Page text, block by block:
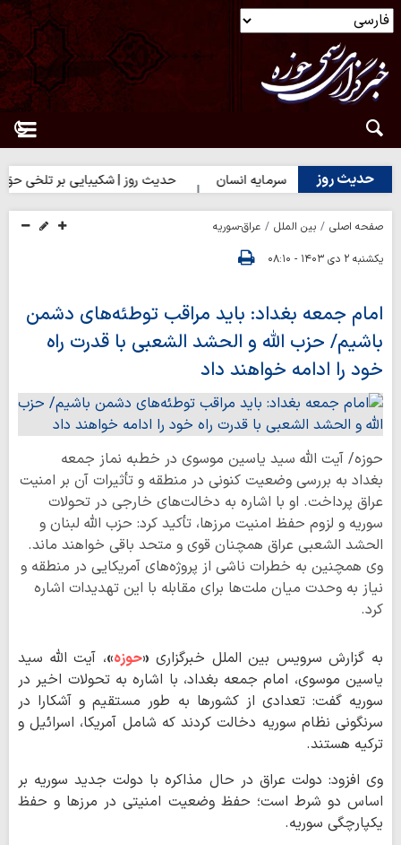
حدیث روز
روز | بهترین سرمایه انسان حدیث روز | شکیبایی بر تلخی حق
صفحه اصلی بین الملل
عراق-سوریه
یکشنبه ۲ دی ۱۴۰۳ - ۰۸:۱۰
امام جمعه بغداد: باید مراقب توطئه‌های دشمن
باشیم/ حزب الله و الحشد الشعبی با قدرت راه
خود را ادامه خواهند داد
حوزه/ آیت الله سید یاسین موسوی در خطبه نماز جمعه
بغداد به بررسی وضعیت کنونی در منطقه و تأثیرات آن بر امنیت
عراق پرداخت. او با اشاره به دخالت‌های خارجی در تحولات
سوریه و لزوم حفظ امنیت مرزها، تأکید کرد: حزب الله لبنان و
الحشد الشعبی عراق همچنان قوی و متحد باقی خواهند ماند.
وی همچنین به خطرات ناشی از پروژه‌های آمریکایی در منطقه و
نیاز به وحدت میان ملت‌ها برای مقابله با این تهدیدات اشاره
کرد.
به گزارش سرویس بین الملل خبرگزاری «حوزه»، آیت الله سید
یاسین موسوی، امام جمعه بغداد، با اشاره به تحولات اخیر در
سوریه گفت: تعدادی از کشورها به طور مستقیم و آشکارا در
سرنگونی نظام سوریه دخالت کردند که شامل آمریکا، اسرائیل و
ترکیه هستند.
وی افزود: دولت عراق در حال مذاکره با دولت جدید سوریه بر
اساس دو شرط است؛ حفظ وضعیت امنیتی در مرزها و حفظ
یکپارچگی سوریه.